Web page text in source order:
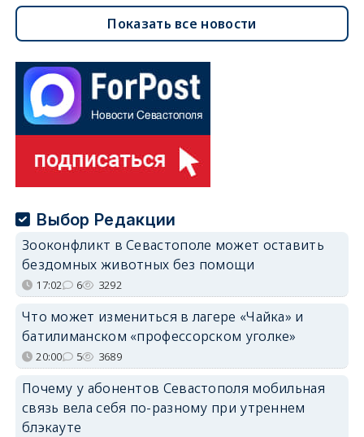
Показать все новости
Выбор Редакции
Зооконфликт в Севастополе может оставить
бездомных животных без помощи
17:02 6 3292
Что может измениться в лагере «Чайка» и
батилиманском «профессорском уголке»
20:00 5 3689
Почему у абонентов Севастополя мобильная
связь вела себя по-разному при утреннем
блэкауте